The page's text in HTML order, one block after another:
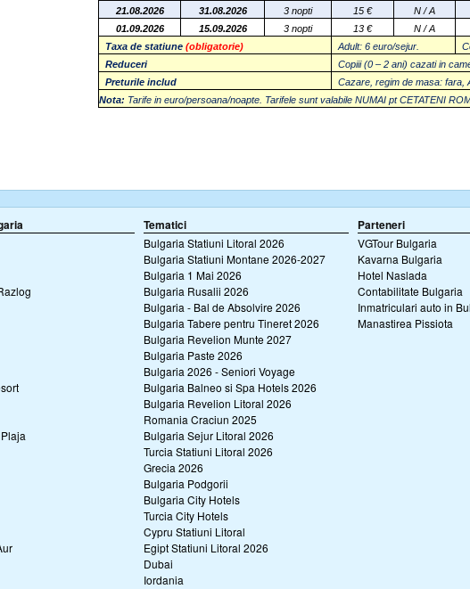
21.08.2026
31.08.2026 3 nopti 15 € N / A
01.09.2026
15.09.2026 3 nopti 13 € N / A
Taxa de statiune(obligatorie) Adult: 6 euro/sejur.
Reduceri
Copiii (0 – 2 ani) cazati in
Preturile includ
Cazare, regim de masa: fara,
Nota: Tarife in euro/persoana/noapte. Tarifele sunt valabile NUMAI pt CETATENI
Tematici
Bulgaria Statiuni Litoral 2026
Bulgaria Statiuni Montane 2026-2027
Bulgaria 1 Mai 2026
Bulgaria Rusalii 2026
Bulgaria - Bal de Absolvire 2026
Bulgaria Tabere pentru Tineret 2026
Bulgaria Revelion Munte 2027
Bulgaria Paste 2026
Bulgaria 2026 - Seniori Voyage
Bulgaria Balneo si Spa Hotels 2026
Bulgaria Revelion Litoral 2026
Romania Craciun 2025
Bulgaria Sejur Litoral 2026
Turcia Statiuni Litoral 2026
Grecia 2026
Bulgaria Podgorii
Bulgaria City Hotels
Turcia City Hotels
Cypru Statiuni Litoral
Egipt Statiuni Litoral 2026
Dubai
Iordania
Parteneri
VGTour Bulgaria
Kavarna Bulgaria
Hotel Naslada
Contabilitate Bulgaria
Inmatriculari auto in
Manastirea Pissiota